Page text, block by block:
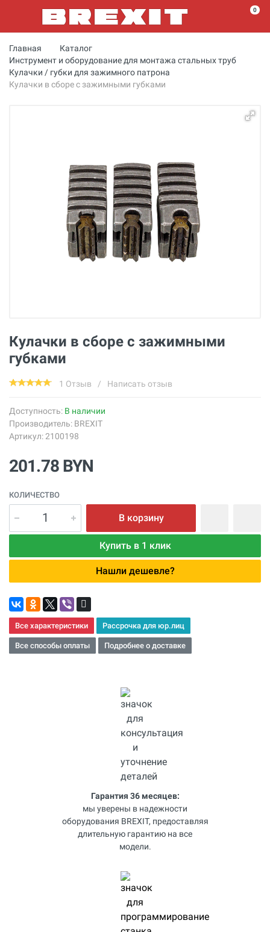
0
Главная
Каталог
Инструмент и оборудование для монтажа стальных труб
Кулачки / губки для зажимного патрона
Кулачки в сборе с зажимными губками
Кулачки в сборе с зажимными
губками
1 Отзыв / Написать отзыв
Доступность: В наличии
Производитель: BREXIT
Артикул: 2100198
201.78 BYN
КОЛИЧЕСТВО
В корзину
Купить в 1 клик
Нашли дешевле?
Все характеристики Рассрочка для юр.лиц
Все способы оплаты Подробнее о доставке
Гарантия 36 месяцев:
мы уверены в надежности
оборудования BREXIT, предоставляя
длительную гарантию на все
модели.